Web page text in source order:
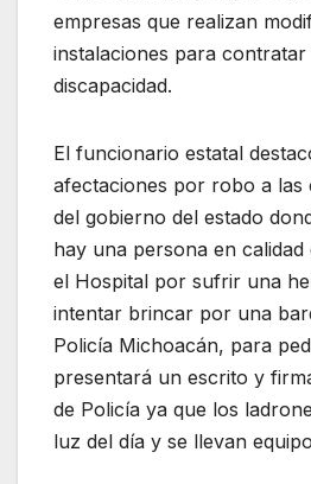
empresas que realizan
instalaciones para
discapacidad.
El funcionario estatal
afectaciones por robo a las
del gobierno del estado
hay una persona en
el Hospital por sufrir una
intentar brincar por una
Policía Michoacán, para
presentará un escrito y
de Policía ya que los
luz del día y se llevan